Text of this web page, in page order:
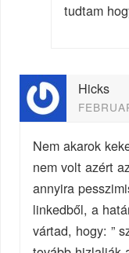
tudtam
Hicks
Nem akarok
nem volt azért
annyira
linkedből, a
vártad, hogy: ”